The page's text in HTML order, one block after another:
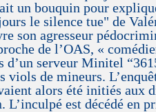
un bouquin pour
le silence tue" de
son agresseur
de l’OAS, «
d’un serveur Minitel
viols de mineurs.
alors été initiés aux
L’inculpé est décédé en